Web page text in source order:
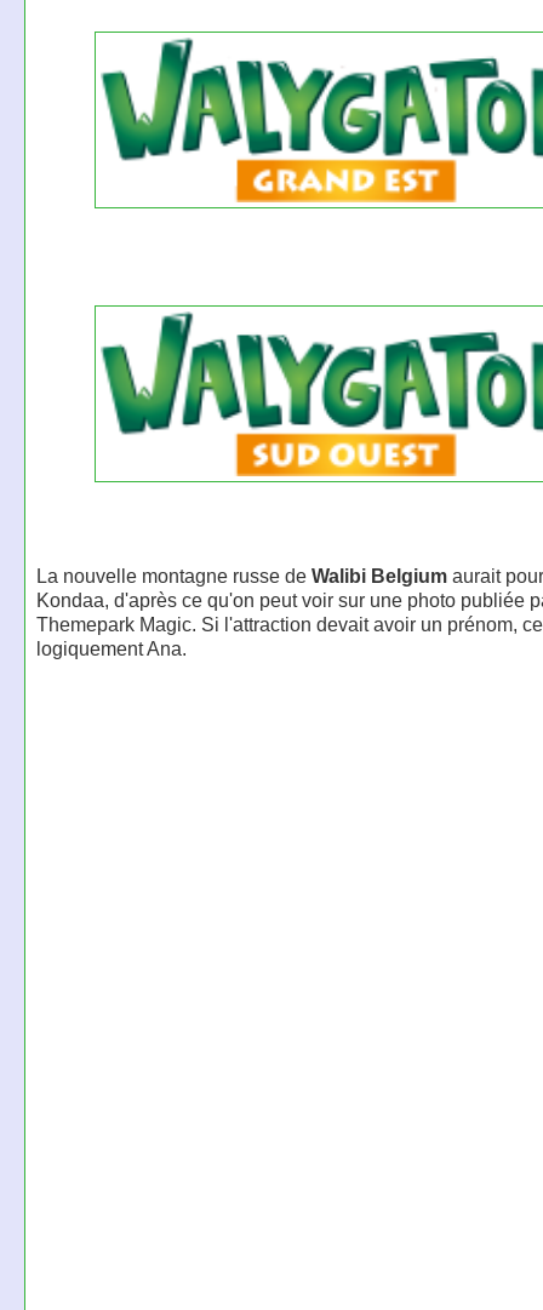
La nouvelle montagne russe de Walibi Belgiumaurait
Kondaa, d'après ce qu'on peut voir sur une photo publiée
Themepark Magic. Si l'attraction devait avoir un prénom,
logiquement Ana.